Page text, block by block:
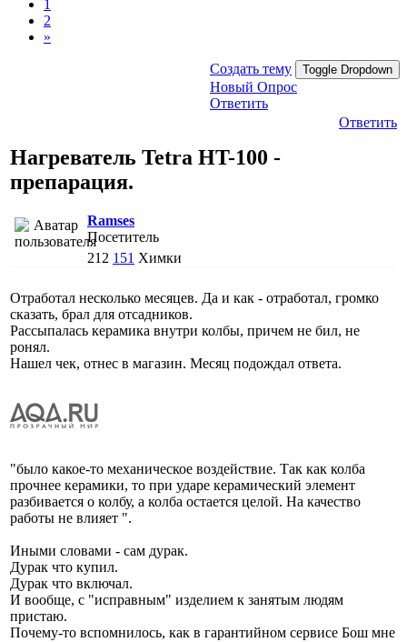
1
2
»
Создать тему Toggle Dropdown
Новый Опрос
Ответить
Ответить
Нагреватель Tetra HT-100 -
препарация.
Ramses
Посетитель
212 151 Химки
Отработал несколько месяцев. Да и как - отработал, громко
сказать, брал для отсадников.
Рассыпалась керамика внутри колбы, причем не бил, не
ронял.
Нашел чек, отнес в магазин. Месяц подождал ответа.
"было какое-то механическое воздействие. Так как колба
прочнее керамики, то при ударе керамический элемент
разбивается о колбу, а колба остается целой. На качество
работы не влияет ".
Иными словами - сам дурак.
Дурак что купил.
Дурак что включал.
И вообще, с "исправным" изделием к занятым людям
пристаю.
Почему-то вспомнилось, как в гарантийном сервисе Бош мне